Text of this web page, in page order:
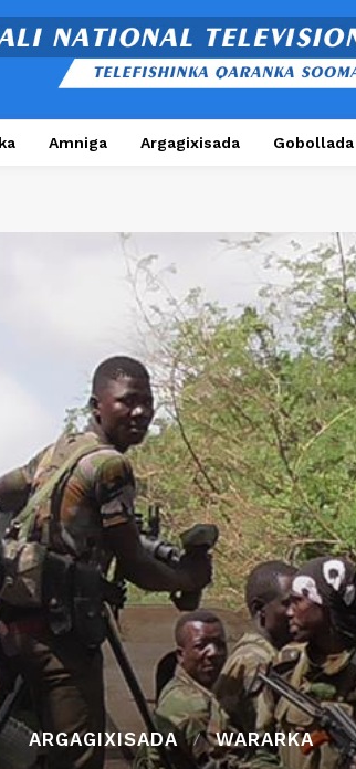
Amniga Argagixisada Gobollada
ARGAGIXISADA WARARKA